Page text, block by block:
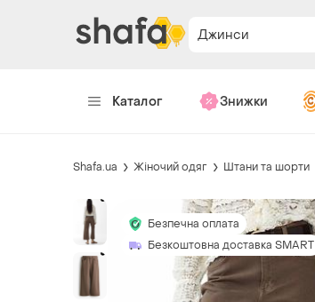
Джинси
Каталог Знижки
Shafa.ua Жіночий одяг Штани та шорти
Безпечна оплата
Безкоштовна доставка SMART